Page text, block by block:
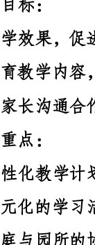
1.制定个性化教学计划：